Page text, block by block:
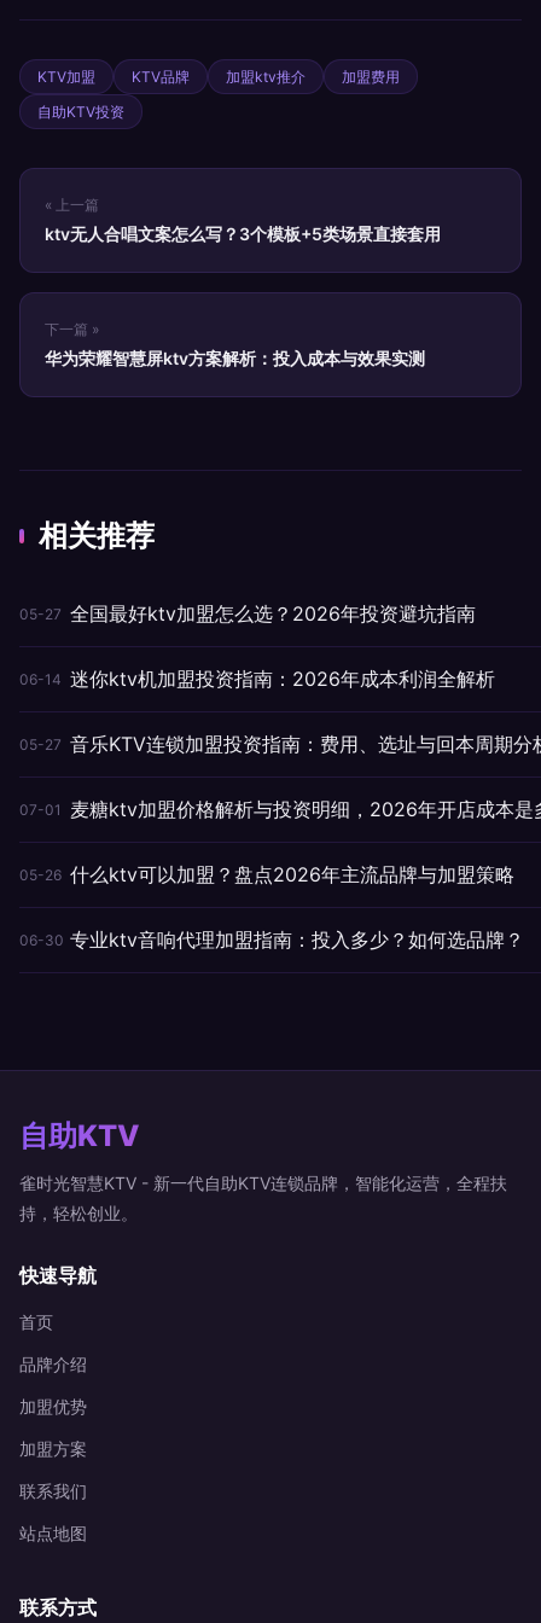
KTV加盟 KTV品牌 加盟ktv推介
加盟费用
自助KTV投资
« 上一篇
ktv无人合唱文案怎么写？3个模板+5类场景直接套用
下一篇 »
华为荣耀智慧屏ktv方案解析：投入成本与效果实测
相关推荐
05-27 全国最好ktv加盟怎么选？2026年投资避坑指南
06-14 迷你ktv机加盟投资指南：2026年成本利润全解析
05-27 音乐KTV连锁加盟投资指南：费用、选址与回本周期分
07-01 麦糖ktv加盟价格解析与投资明细，2026年开店成本是
05-26 什么ktv可以加盟？盘点2026年主流品牌与加盟策略
06-30 专业ktv音响代理加盟指南：投入多少？如何选品牌？
自助KTV
雀时光智慧KTV - 新一代自助KTV连锁品牌，智能化运营，全程扶
持，轻松创业。
快速导航
首页
品牌介绍
加盟优势
加盟方案
联系我们
站点地图
联系方式